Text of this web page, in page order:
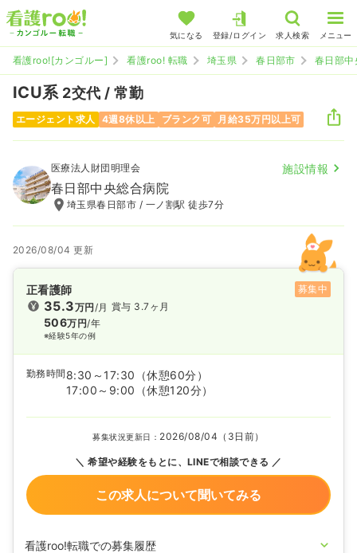
気になる 登録/ログイン 求人検索 メニュー
看護roo![カンゴルー] 看護roo! 転職 埼玉県 春日部市 春日部
ICU系 2交代 / 常勤
エージェント求人 4週8休以上 ブランク可 月給35万円以上可
医療法人財団明理会 施設情報
春日部中央総合病院
埼玉県春日部市 / 一ノ割駅 徒歩7分
2026/08/04 更新
正看護師 募集中
35.3万円/月
506万円/年
※経験5年の例
賞与 3.7ヶ月
勤務時間 8:30～17:30
（休憩60分）
17:00～9:00
（休憩120分）
募集状況更新日： 2026/08/04（3日前）
希望や経験をもとに、LINEで相談できる
この求人について聞いてみる
看護roo!転職での募集履歴